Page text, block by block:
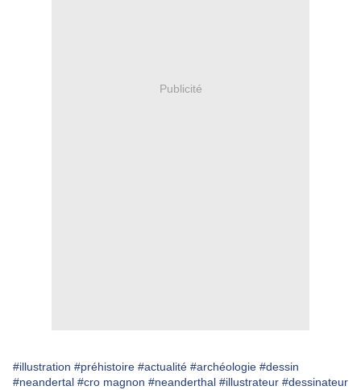
Publicité
#illustration #préhistoire #actualité #archéologie #dessin
#neandertal #cro magnon #neanderthal #illustrateur #dessinateur